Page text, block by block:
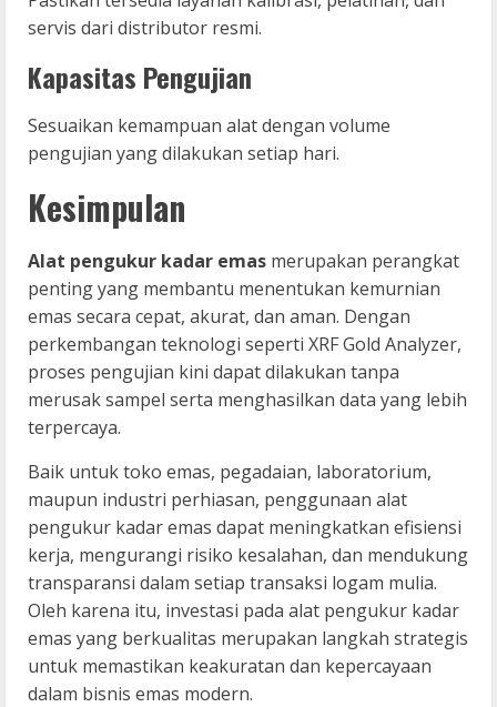
servis dari distributor resmi.
Kapasitas Pengujian
Sesuaikan kemampuan alat dengan volume
pengujian yang dilakukan setiap hari.
Kesimpulan
Alat pengukur kadar emas merupakan perangkat
penting yang membantu menentukan kemurnian
emas secara cepat, akurat, dan aman. Dengan
perkembangan teknologi seperti XRF Gold Analyzer,
proses pengujian kini dapat dilakukan tanpa
merusak sampel serta menghasilkan data yang lebih
terpercaya.
Baik untuk toko emas, pegadaian, laboratorium,
maupun industri perhiasan, penggunaan alat
pengukur kadar emas dapat meningkatkan efisiensi
kerja, mengurangi risiko kesalahan, dan mendukung
transparansi dalam setiap transaksi logam mulia.
Oleh karena itu, investasi pada alat pengukur kadar
emas yang berkualitas merupakan langkah strategis
untuk memastikan keakuratan dan kepercayaan
dalam bisnis emas modern.